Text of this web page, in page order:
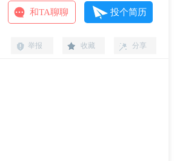
和TA聊聊 投个简历
分享
收藏
举报